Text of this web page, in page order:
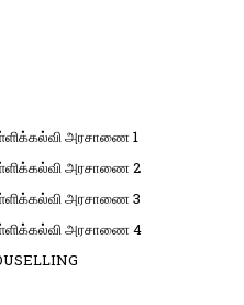
அரசாணை 1
அரசாணை 2
அரசாணை 3
அரசாணை 4